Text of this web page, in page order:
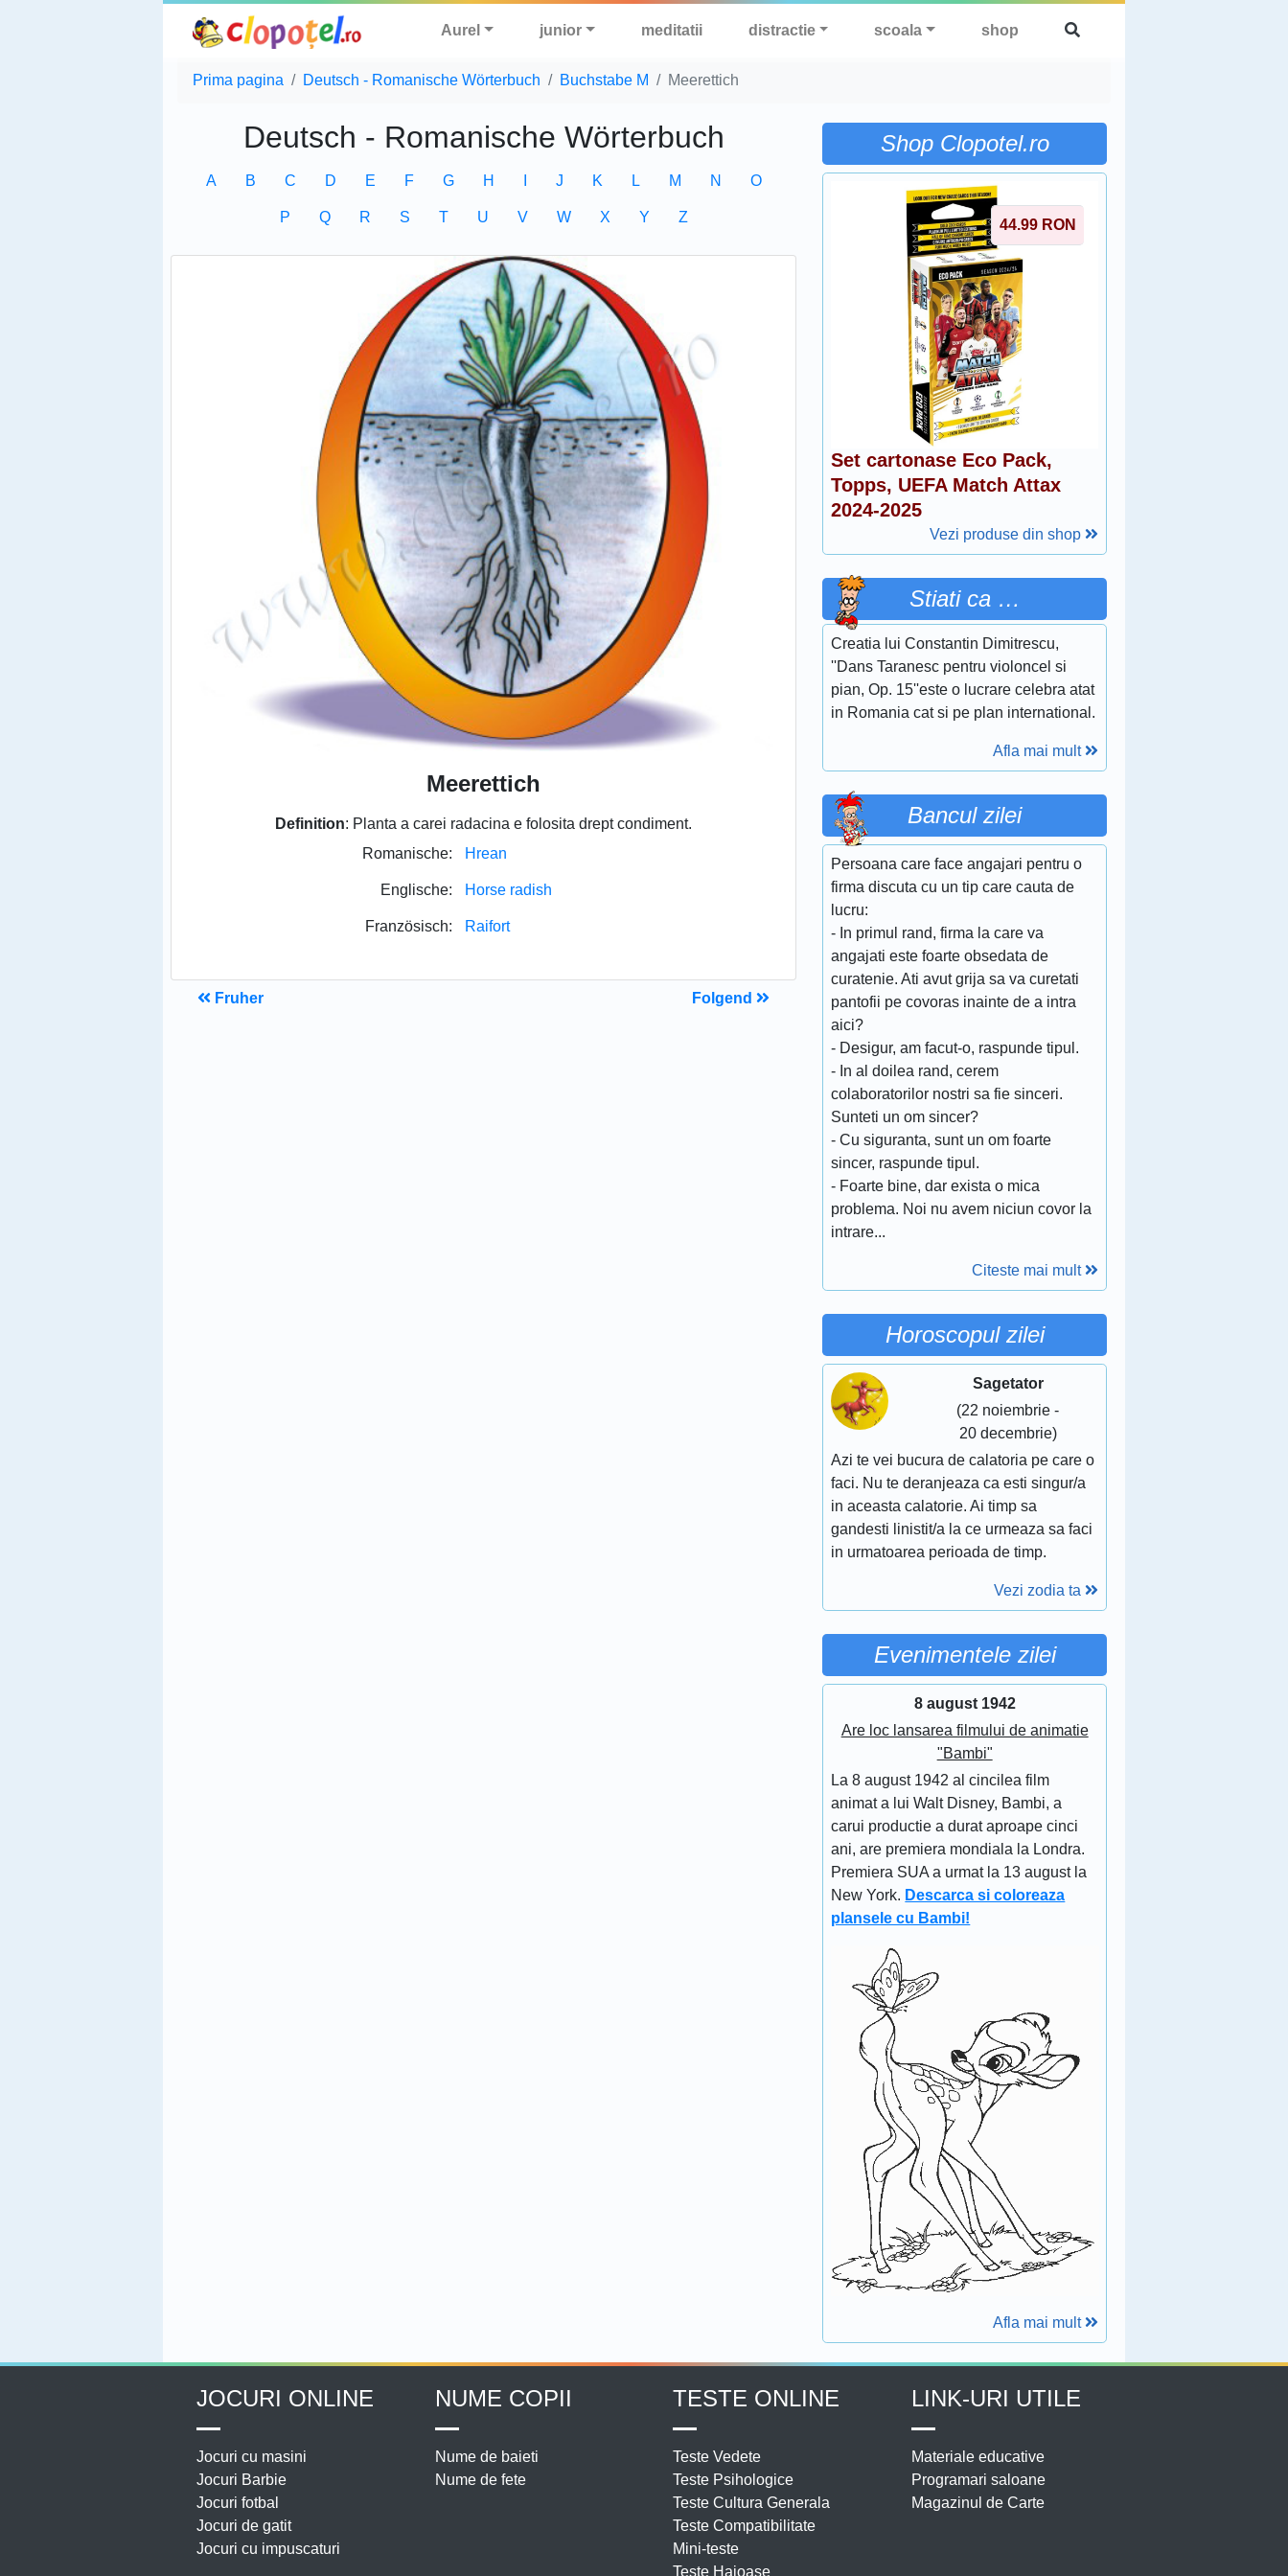
Aurel junior meditatii distractie scoala shop
Prima pagina Deutsch - Romanische Wörterbuch Buchstabe M Meerettich
Deutsch - Romanische Wörterbuch
A B C D E F G H J K L M N O
P Q R S T U V W X Y Z
Meerettich
Definition: Planta a carei radacina e folosita drept condiment.
Romanische:
Hrean
Englische: Horse radish
Französisch: Raifort
Fruher Folgend
Shop Clopotel.ro
44.99 RON
Set cartonase Eco Pack,
Topps, UEFA Match Attax
2024-2025
Vezi produse din shop
Stiati ca …
Creatia lui Constantin Dimitrescu,
''Dans Taranesc pentru violoncel si
pian, Op. 15''este o lucrare celebra atat
in Romania cat si pe plan international.
Afla mai mult
Bancul zilei
Persoana care face angajari pentru o
firma discuta cu un tip care cauta de
lucru:
- In primul rand, firma la care va
angajati este foarte obsedata de
curatenie. Ati avut grija sa va curetati
pantofii pe covoras inainte de a intra
aici?
- Desigur, am facut-o, raspunde tipul.
- In al doilea rand, cerem
colaboratorilor nostri sa fie sinceri.
Sunteti un om sincer?
- Cu siguranta, sunt un om foarte
sincer, raspunde tipul.
- Foarte bine, dar exista o mica
problema. Noi nu avem niciun covor la
intrare...
Citeste mai mult
Horoscopul zilei
Sagetator
(22 noiembrie -
20 decembrie)
Azi te vei bucura de calatoria pe care o
faci. Nu te deranjeaza ca esti singur/a
in aceasta calatorie. Ai timp sa
gandesti linistit/a la ce urmeaza sa faci
in urmatoarea perioada de timp.
Vezi zodia ta
Evenimentele zilei
8 august 1942
Are loc lansarea filmului de animatie
"Bambi"
La 8 august 1942 al cincilea film
animat a lui Walt Disney, Bambi, a
carui productie a durat aproape cinci
ani, are premiera mondiala la Londra.
Premiera SUA a urmat la 13 august la
New York. Descarca si coloreaza
plansele cu Bambi!
Afla mai mult
JOCURI ONLINE
Jocuri cu masini
Jocuri Barbie
Jocuri fotbal
Jocuri de gatit
Jocuri cu impuscaturi
NUME COPII
Nume de baieti
Nume de fete
TESTE ONLINE
Teste Vedete
Teste Psihologice
Teste Cultura Generala
Teste Compatibilitate
Mini-teste
Teste Haioase
LINK-URI UTILE
Materiale educative
Programari saloane
Magazinul de Carte